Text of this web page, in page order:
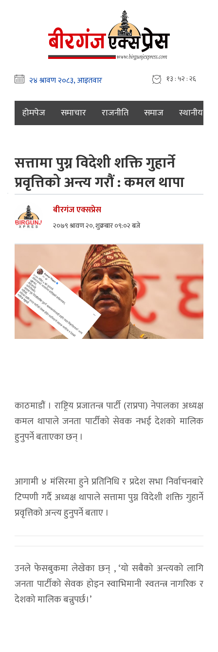
१३ : ५२ : २७
होमपेज समाचार राजनीति समाज स्थानीय
सत्तामा पुग्न विदेशी शक्ति गुहार्ने
प्रवृत्तिको अन्त्य गरौं : कमल थापा
बीरगंज एक्सप्रेस
२०७९ श्रावण २०, शुक्रबार ०९:०२ बजे
काठमाडौं । राष्ट्रिय प्रजातन्त्र पार्टी (राप्रपा) नेपालका अध्यक्ष
कमल थापाले जनता पार्टीको सेवक नभई देशको मालिक
हुनुपर्ने बताएका छन् ।
आगामी ४ मंसिरमा हुने प्रतिनिधि र प्रदेश सभा निर्वाचनबारे
टिप्पणी गर्दै अध्यक्ष थापाले सत्तामा पुग्न विदेशी शक्ति गुहार्ने
प्रवृत्तिको अन्त्य हुनुपर्ने बताए ।
उनले फेसबुकमा लेखेका छन् , ‘यो सबैको अन्त्यको लागि
जनता पार्टीको सेवक होइन स्वाभिमानी स्वतन्त्र नागरिक र
देशको मालिक बन्नुपर्छ।’